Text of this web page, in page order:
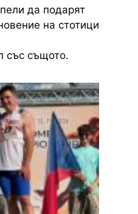
да подарят
на стотици
със същото.